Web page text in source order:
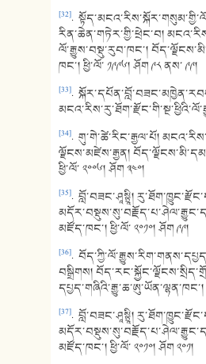
[32].
རིན་ཆེན་གཏེར་གྱི་ཕྲེང་བ།
ལོ་རྒྱུས་བསྡུ་རུབ་ཁང་།
ཁང་། ཕྱི་ལོ་ ༡༩༩༦། ཤོག ༩༨ ནས་ ༩༩།
[33].
[34]. གུ་གེ་ཚེ་རིང་རྒྱལ་པོ།
ལྗོངས་མཛེས་རྒྱན།
ཕྱི་ལོ་ ༢༠༠༦། ཤོག ༣༤༠།
[35]. བློ་བཟང་ཤཱསྟྲཱི།
མཛོད་ཁང་། ཕྱི་ལོ་ ༢༠༡༠། ཤོག ༩༩།
[36].
བསྒྲིགས།
དཔྱད་གཞིའི་རྒྱུ་ཆ་ཨུ་ཡོན་ལྷན་ཁང་།
[37]. བློ་བཟང་ཤཱསྟྲཱི།
མཛོད་ཁང་། ཕྱི་ལོ་ ༢༠༡༠། ཤོག ༢༠༡།